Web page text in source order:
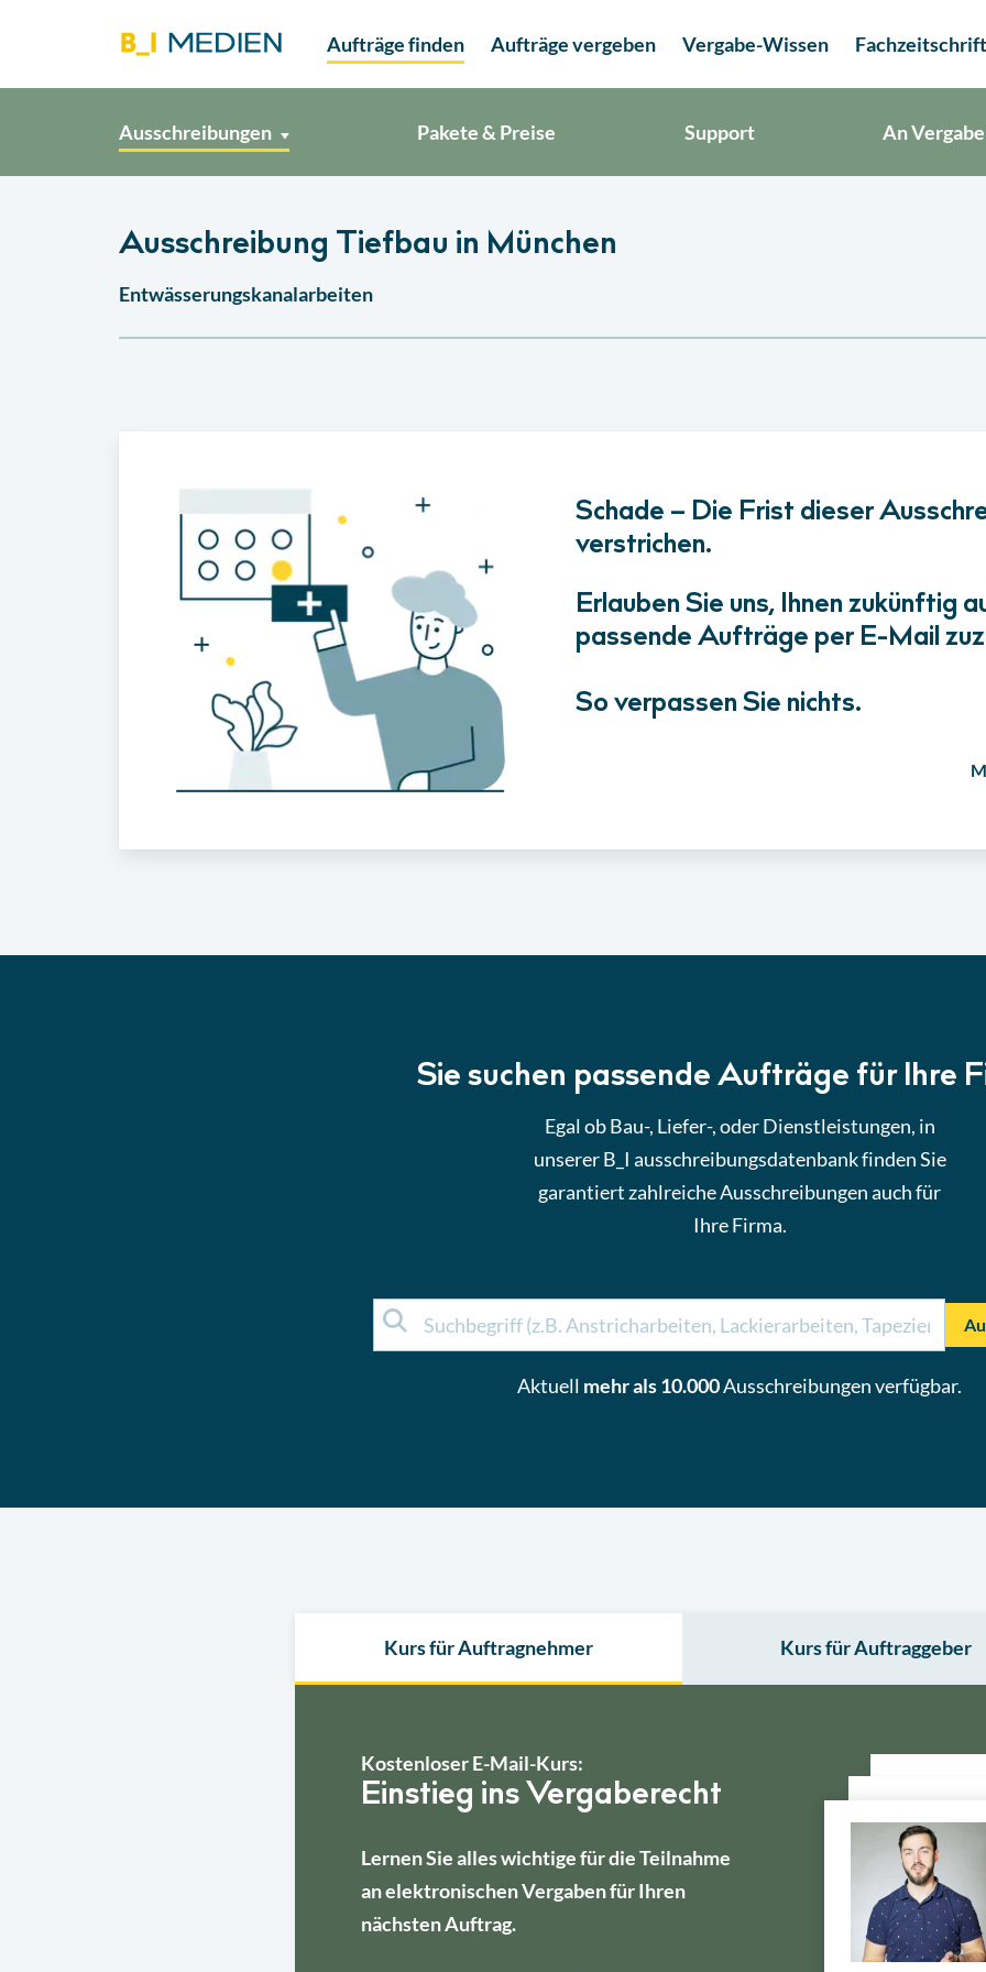
Aufträge finden Aufträge vergeben Vergabe-Wissen
Ausschreibungen Pakete & Preise Support An
Ausschreibung Tiefbau in München
Entwässerungskanalarbeiten
Schade – Die Frist dieser
verstrichen.
Erlauben Sie uns, Ihnen zukünftig
passende Aufträge per E-Mail
So verpassen Sie nichts.
Sie suchen passende Aufträge für Ihre
Egal ob Bau-, Liefer-, oder Dienstleistungen, in
unserer B_I ausschreibungsdatenbank finden Sie
garantiert zahlreiche Ausschreibungen auch für
Ihre Firma.
Aktuell mehr als 10.000Ausschreibungen verfügbar.
Kurs für Auftragnehmer Kurs für Auftraggeber
Kostenloser E-Mail-Kurs:
Einstieg ins Vergaberecht
Lernen Sie alles wichtige für die Teilnahme
an elektronischen Vergaben für Ihren
nächsten Auftrag.